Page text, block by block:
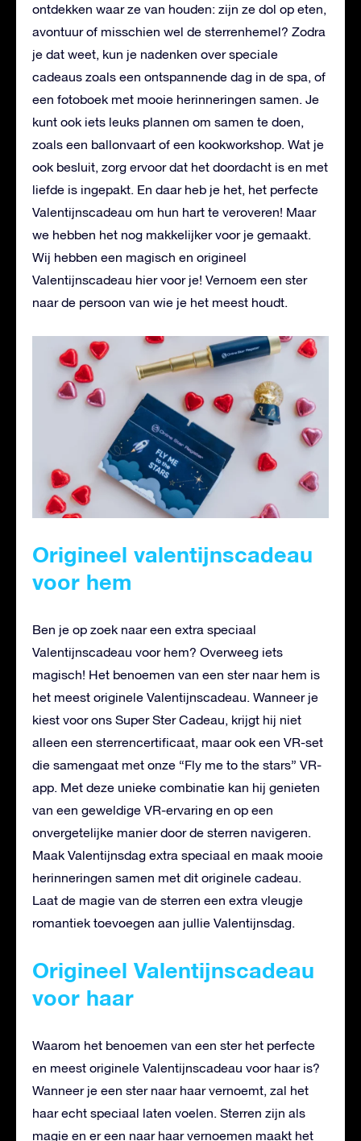
ontdekken waar ze van houden: zijn ze dol op eten,
avontuur of misschien wel de sterrenhemel? Zodra
je dat weet, kun je nadenken over speciale
cadeaus zoals een ontspannende dag in de spa, of
een fotoboek met mooie herinneringen samen. Je
kunt ook iets leuks plannen om samen te doen,
zoals een ballonvaart of een kookworkshop. Wat je
ook besluit, zorg ervoor dat het doordacht is en met
liefde is ingepakt. En daar heb je het, het perfecte
Valentijnscadeau om hun hart te veroveren! Maar
we hebben het nog makkelijker voor je gemaakt.
Wij hebben een magisch en origineel
Valentijnscadeau hier voor je! Vernoem een ster
naar de persoon van wie je het meest houdt.
Origineel valentijnscadeau
voor hem
Ben je op zoek naar een extra speciaal
Valentijnscadeau voor hem? Overweeg iets
magisch! Het benoemen van een ster naar hem is
het meest originele Valentijnscadeau. Wanneer je
kiest voor ons Super Ster Cadeau, krijgt hij niet
alleen een sterrencertificaat, maar ook een VR-set
die samengaat met onze “Fly me to the stars” VR-
app. Met deze unieke combinatie kan hij genieten
van een geweldige VR-ervaring en op een
onvergetelijke manier door de sterren navigeren.
Maak Valentijnsdag extra speciaal en maak mooie
herinneringen samen met dit originele cadeau.
Laat de magie van de sterren een extra vleugje
romantiek toevoegen aan jullie Valentijnsdag.
Origineel Valentijnscadeau
voor haar
Waarom het benoemen van een ster het perfecte
en meest originele Valentijnscadeau voor haar is?
Wanneer je een ster naar haar vernoemt, zal het
haar echt speciaal laten voelen. Sterren zijn als
magie en er een naar haar vernoemen maakt het